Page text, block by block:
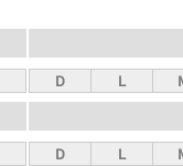
D L
D L